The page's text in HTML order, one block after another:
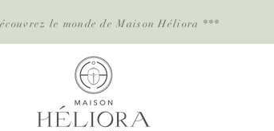
le monde de Maison Héliora ***